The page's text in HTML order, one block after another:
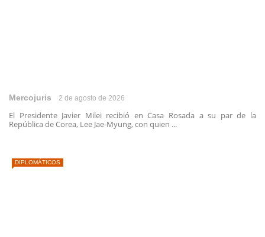
Mercojuris 2 de agosto de 2026
El Presidente Javier Milei recibió en Casa Rosada a su par de la
República de Corea, Lee Jae-Myung, con quien ...
DIPLOMÁTICOS